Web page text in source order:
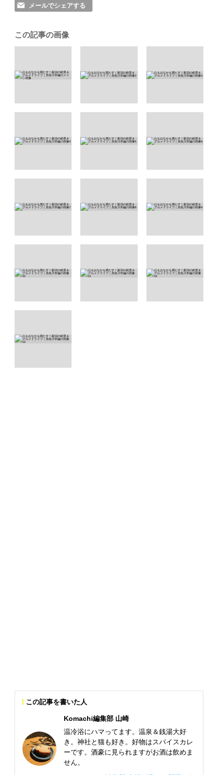
メールでシェアする
この記事の画像
この記事を書いた人
Komachi編集部 山崎
温冷浴にハマってます。温泉＆銭湯大好
き。神社と猫も好き。好物はスパイスカレ
ーです。酒豪に見られますがお酒は飲めま
せん。